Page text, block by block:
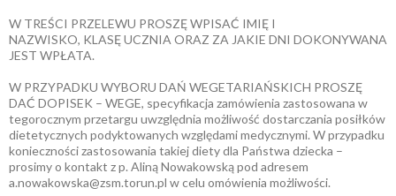
W TREŚCI PRZELEWU PROSZĘ WPISAĆ IMIĘ I
NAZWISKO, KLASĘ UCZNIA ORAZ ZA JAKIE DNI DOKONYWANA
JEST WPŁATA.
W PRZYPADKU WYBORU DAŃ WEGETARIAŃSKICH PROSZĘ
DAĆ DOPISEK – WEGE, specyfikacja zamówienia zastosowana w
tegorocznym przetargu uwzględnia możliwość dostarczania posiłków
dietetycznych podyktowanych względami medycznymi. W przypadku
konieczności zastosowania takiej diety dla Państwa dziecka –
prosimy o kontakt z p. Aliną Nowakowską pod adresem
a.nowakowska@zsm.torun.pl w celu omówienia możliwości.